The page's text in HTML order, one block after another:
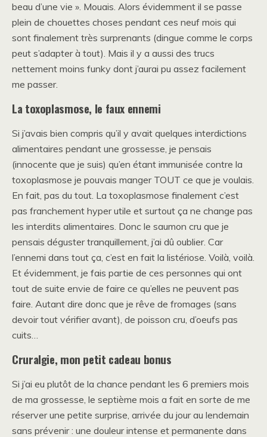
beau d’une vie ». Mouais. Alors évidemment il se passe
plein de chouettes choses pendant ces neuf mois qui
sont finalement très surprenants (dingue comme le corps
peut s’adapter à tout). Mais il y a aussi des trucs
nettement moins funky dont j’aurai pu assez facilement
me passer.
La toxoplasmose, le faux ennemi
Si j’avais bien compris qu’il y avait quelques interdictions
alimentaires pendant une grossesse, je pensais
(innocente que je suis) qu’en étant immunisée contre la
toxoplasmose je pouvais manger TOUT ce que je voulais.
En fait, pas du tout. La toxoplasmose finalement c’est
pas franchement hyper utile et surtout ça ne change pas
les interdits alimentaires. Donc le saumon cru que je
pensais déguster tranquillement, j’ai dû oublier. Car
l’ennemi dans tout ça, c’est en fait la listériose. Voilà, voilà.
Et évidemment, je fais partie de ces personnes qui ont
tout de suite envie de faire ce qu’elles ne peuvent pas
faire. Autant dire donc que je rêve de fromages (sans
devoir tout vérifier avant), de poisson cru, d’oeufs pas
cuits…
Cruralgie, mon petit cadeau bonus
Si j’ai eu plutôt de la chance pendant les 6 premiers mois
de ma grossesse, le septième mois a fait en sorte de me
réserver une petite surprise, arrivée du jour au lendemain
sans prévenir : une douleur intense et permanente dans